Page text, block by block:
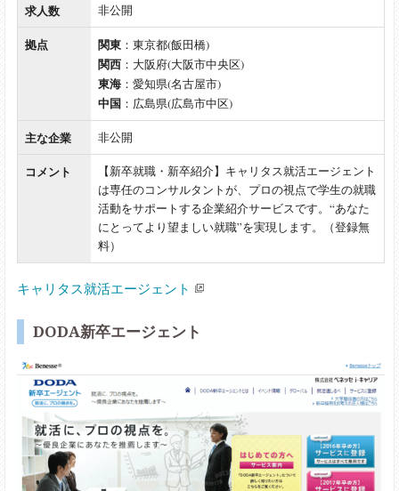
求人数 非公開
拠点 関東 ：東京都(飯田橋)
関西 ：大阪府(大阪市中央区)
東海 ：愛知県(名古屋市)
中国 ：広島県(広島市中区)
主な企業 非公開
コメント
【新卒就職・新卒紹介】キャリタス就活エージェント
は専任のコンサルタントが、プロの視点で学生の就職
活動をサポートする企業紹介サービスです。“あなた
にとってより望ましい就職”を実現します。（登録無
料）
キャリタス就活エージェント
DODA新卒エージェント